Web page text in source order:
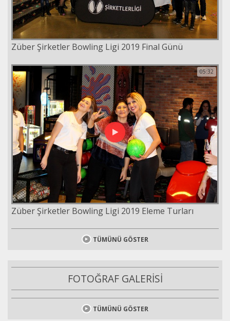
Züber Şirketler Bowling Ligi 2019 Final Günü
Züber Şirketler Bowling Ligi 2019 Eleme Turları
05:32
TÜMÜNÜ GÖSTER
FOTOĞRAF GALERİSİ
TÜMÜNÜ GÖSTER